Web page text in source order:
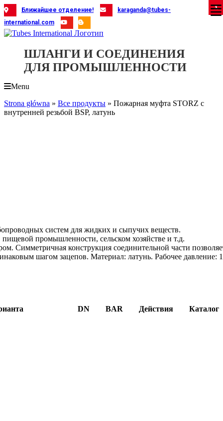
Skip
to
content
Ближайшее отделение!
karaganda@tubes-
international.com
ШЛАНГИ И СОЕДИНЕНИЯ
ДЛЯ ПРОМЫШЛЕННОСТИ
Menu
Strona główna » Все продукты » Пожарная муфта STORZ с
внутренней резьбой BSP, латунь
систем для жидких и сыпучих веществ.
промышленности, сельском хозяйстве и т.д.
Симметричная конструкция соединительной части
шагом зацепов. Материал: латунь. Рабочее давление:
DN BAR Действия Каталог
X
X
X
X
X
X
X
X
X
X
X
X
X
X
X
X
X
X
X